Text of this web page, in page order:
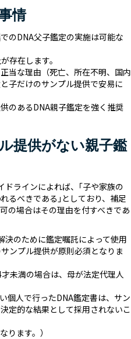
情
のDNA父子鑑定の実施は可能な
存在します。
当な理由（死亡、所在不明、国内
子だけのサンプル提供で安易に
のあるDNA親子鑑定を強く推奨
提供がない親子鑑
ドラインによれば、｢子や家族の
るべきである｣としており、補足
の場合はその理由を付すべきであ
決のために鑑定嘱託によって使用
ンプル提供が原則必須となりま
未満の場合は、母が法定代理人
個人で行ったDNA鑑定書は、サン
定的な結果として採用されないこ
ります。）